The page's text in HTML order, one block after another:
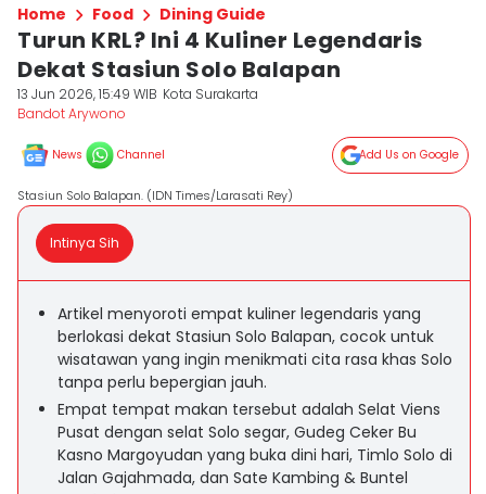
Home Food Dining Guide
Turun KRL? Ini 4 Kuliner Legendaris
Dekat Stasiun Solo Balapan
13 Jun 2026, 15:49 WIB Kota Surakarta
Bandot Arywono
News Channel Add Us on Google
Stasiun Solo Balapan. (IDN Times/Larasati Rey)
Intinya Sih
Artikel menyoroti empat kuliner legendaris yang
berlokasi dekat Stasiun Solo Balapan, cocok untuk
wisatawan yang ingin menikmati cita rasa khas Solo
tanpa perlu bepergian jauh.
Empat tempat makan tersebut adalah Selat Viens
Pusat dengan selat Solo segar, Gudeg Ceker Bu
Kasno Margoyudan yang buka dini hari, Timlo Solo di
Jalan Gajahmada, dan Sate Kambing & Buntel